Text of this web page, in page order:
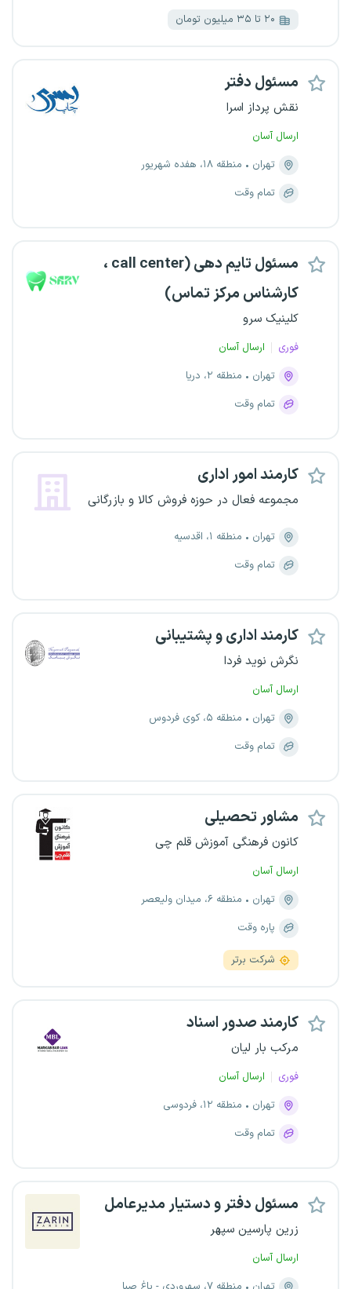
۲۰ تا ۳۵ میلیون تومان
مسئول دفتر
نقش پرداز اسرا
ارسال آسان
تهران
منطقه ۱۸، هفده شهریور
تمام وقت
مسئول تایم دهی (call center ،
کارشناس مرکز تماس)
کلینیک سرو
فوری
ارسال آسان
تهران
منطقه ۲، دریا
تمام وقت
کارمند امور اداری
مجموعه فعال در حوزه فروش کالا و بازرگانی
تهران
منطقه ۱، اقدسیه
تمام وقت
کارمند اداری و پشتیبانی
نگرش نوید فردا
ارسال آسان
تهران
منطقه ۵، کوی فردوس
تمام وقت
مشاور تحصیلی
کانون فرهنگی آموزش قلم چی
ارسال آسان
تهران
منطقه ۶، میدان ولیعصر
پاره وقت
شرکت برتر
کارمند صدور اسناد
مرکب بار لیان
فوری
ارسال آسان
تهران
منطقه ۱۲، فردوسی
تمام وقت
مسئول دفتر و دستیار مدیرعامل
زرین پارسین سپهر
ارسال آسان